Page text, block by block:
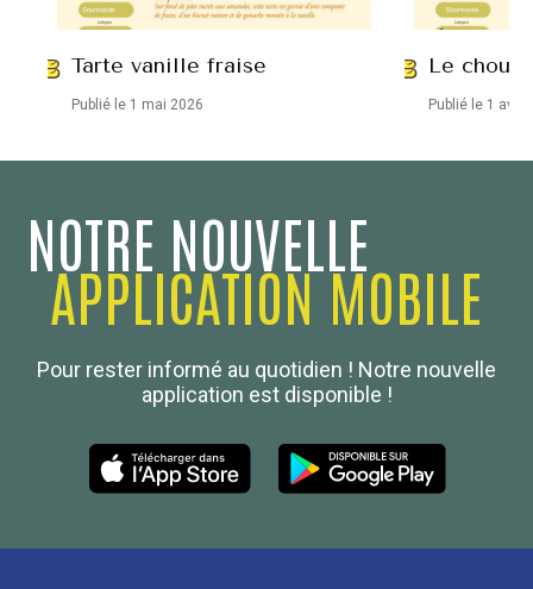
Tarte vanille fraise
Publié le 1 mai 2026
Le chou
Publié le 1 avril
NOTRE NOUVELLE
APPLICATION MOBILE
Pour rester informé au quotidien ! Notre nouvelle
application est disponible !
Boulanger de France
Les Nouvelles de la Boulangerie-Pâtisserie Française
27, av d’Eylau - 75782 Paris Cédex 16
01 53 70 16 25